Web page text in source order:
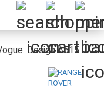
Design A515